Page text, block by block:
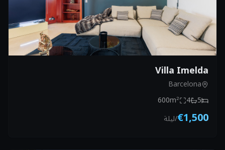
Villa Imelda
Barcelona
5
4
600m²
€1,500
/ليلة